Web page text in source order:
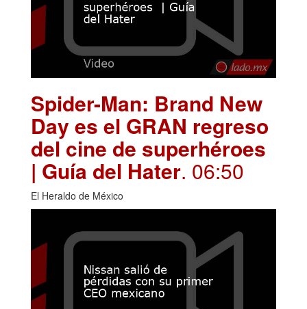
Spider-Man: Brand New
Day es el GRAN regreso
del cine de superhéroes
| Guía del Hater. 06:50
El Heraldo de México